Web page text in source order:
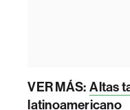
VER MÁS: Altas
latinoamericano